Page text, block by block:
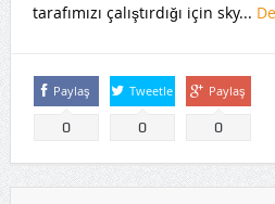
tarafımızı çalıştırdığı için sky...
Paylaş
0
Tweetle
0
Paylaş
0